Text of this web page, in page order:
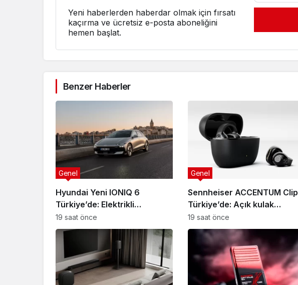
Yeni haberlerden haberdar olmak için fırsatı
kaçırma ve ücretsiz e-posta aboneliğini
hemen başlat.
Benzer Haberler
Hyundai Yeni IONIQ 6
Türkiye’de: Elektrikli
mobiliteye yeni boyut
Genel
19 saat önce
Sennheiser ACCENTUM Clip
Türkiye’de: Açık kulak
teknolojisinde yeni standart
Genel
19 saat önce